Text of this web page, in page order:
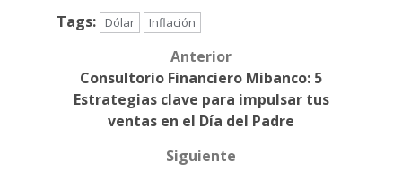
Tags: Dólar Inflación
navigation
Anterior
Consultorio Financiero Mibanco: 5
Estrategias clave para impulsar tus
ventas en el Día del Padre
Siguiente